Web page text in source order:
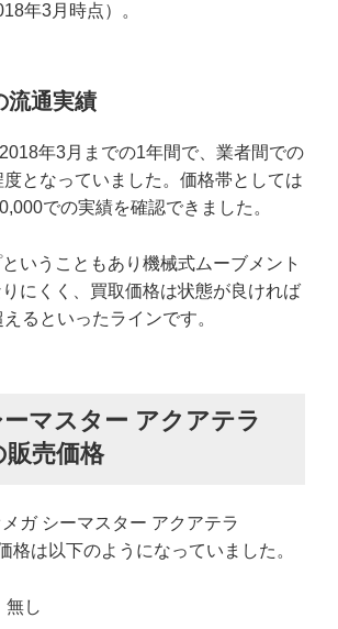
年3月時点）。
流通実績
年3月までの1年間で、業者間での
となっていました。価格帯としては
での実績を確認できました。
いうこともあり機械式ムーブメント
にくく、買取価格は状態が良ければ
るといったラインです。
マスター アクアテラ
販売価格
ガ シーマスター アクアテラ
格は以下のようになっていました。
無し